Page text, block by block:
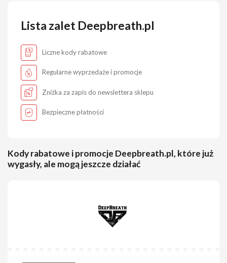
Lista zalet Deepbreath.pl
Liczne kody rabatowe
Regularne wyprzedaże i promocje
Zniżka za zapis do newslettera sklepu
Bezpieczne płatności
Kody rabatowe i promocje Deepbreath.pl, które już
wygasły, ale mogą jeszcze działać